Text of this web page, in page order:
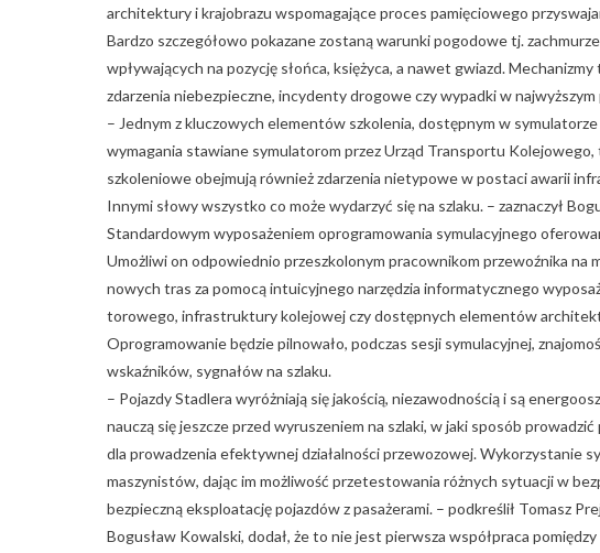
architektury i krajobrazu wspomagające proces pamięciowego
Bardzo szczegółowo pokazane zostaną warunki pogodowe tj.
wpływających na pozycję słońca, księżyca, a nawet gwiazd.
zdarzenia niebezpieczne, incydenty drogowe czy wypadki w
– Jednym z kluczowych elementów szkolenia, dostępnym w
wymagania stawiane symulatorom przez Urząd Transportu
szkoleniowe obejmują również zdarzenia nietypowe w postaci awarii
Innymi słowy wszystko co może wydarzyć się na szlaku. – zaznaczył
Standardowym wyposażeniem oprogramowania symulacyjnego
Umożliwi on odpowiednio przeszkolonym pracownikom przewoźnika
nowych tras za pomocą intuicyjnego narzędzia informatycznego
torowego, infrastruktury kolejowej czy dostępnych elementów
Oprogramowanie będzie pilnowało, podczas sesji symulacyjnej,
wskaźników, sygnałów na szlaku.
– Pojazdy Stadlera wyróżniają się jakością, niezawodnością i są
nauczą się jeszcze przed wyruszeniem na szlaki, w jaki sposób
dla prowadzenia efektywnej działalności przewozowej. Wykorzystanie
maszynistów, dając im możliwość przetestowania różnych sytuacji w
bezpieczną eksploatację pojazdów z pasażerami. – podkreślił Tomasz
Bogusław Kowalski, dodał, że to nie jest pierwsza współpraca